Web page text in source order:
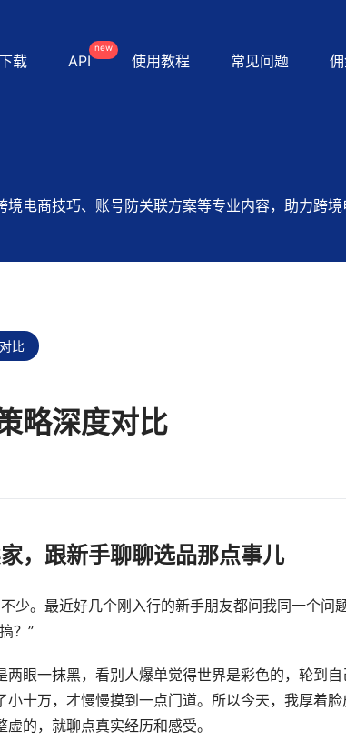
载 API
new
使用教程 常见问题
电商技巧、账号防关联方案等专业内容，助力跨境
比
略深度对比
，跟新手聊聊选品那点事儿
。最近好几个刚入行的新手朋友都问我同一个问题
？”
眼一抹黑，看别人爆单觉得世界是彩色的，轮到自
十万，才慢慢摸到一点门道。所以今天，我厚着脸
的，就聊点真实经历和感受。